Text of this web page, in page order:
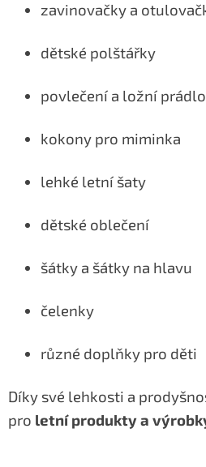
zavinovačky a
dětské polštářky
povlečení a ložní prádlo
kokony pro miminka
lehké letní šaty
dětské oblečení
šátky a šátky na hlavu
čelenky
různé doplňky pro děti
Díky své lehkosti a
pro letní produkty a